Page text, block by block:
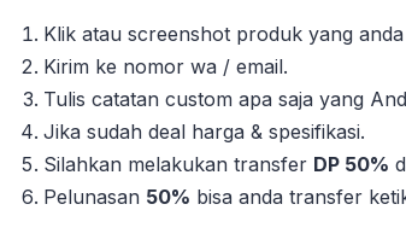
Klik atau screenshot produk yang
Kirim ke nomor wa / email.
Tulis catatan custom apa saja yang
Jika sudah deal harga & spesifikasi.
Silahkan melakukan transfer DP 50%
Pelunasan 50% bisa anda transfer